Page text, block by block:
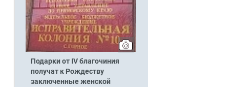
Подарки от IV благочиния
получат к Рождеству
заключенные женской